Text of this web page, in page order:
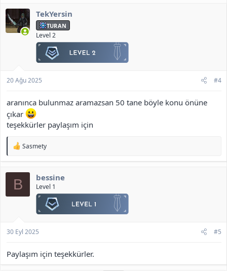
TekYersin
TURAN
Level 2
20 Ağu 2025 #4
aranınca bulunmaz aramazsan 50 tane böyle konu önüne
çıkar
teşekkürler paylaşım için
T
p
l
Sasmety
B bessine
Level 1
30 Eyl 2025 #5
Paylaşım için teşekkürler.